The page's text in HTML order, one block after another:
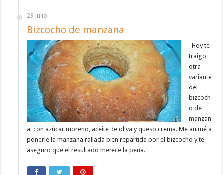
29 julio
Bizcocho de manzana
Hoy te
traigo
otra
variante
del
bizcoch
o de
manzan
a, con azúcar moreno, aceite de oliva y queso crema. Me animé a
ponerle la manzana rallada bien repartida por el bizcocho y te
aseguro que el resultado merece la pena.